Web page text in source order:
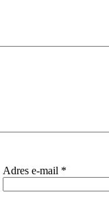
Adres e-mail *